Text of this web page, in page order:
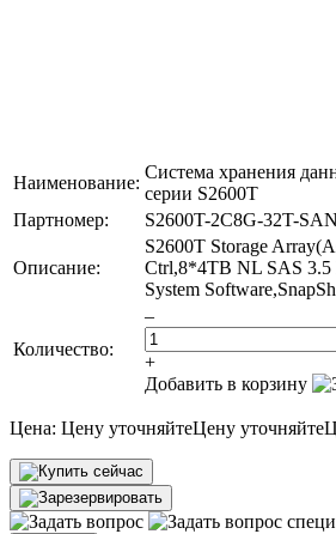
Наименование:
Система хранения
серии S2600T
Партномер:
S2600T-2C8G-32T-SAN
Описание:
S2600T Storage
Ctrl,8*4TB NL SAS 3.5
System
Количество:
–
+
Добавить в корзину
Цена: Цену уточняйтеЦену уточняйте